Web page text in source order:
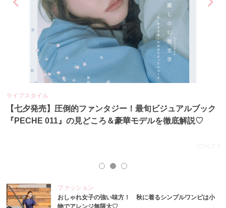
ライフスタイル
【七夕発売】圧倒的ファンタジー！最旬ビジュアルブック
『PECHE 011』の見どころ＆豪華モデルを徹底解説♡
2026.7.7
ファッション
おしゃれ女子の強い味方！ 秋に着るシンプルワンピは小
物でアレンジ無限大♡